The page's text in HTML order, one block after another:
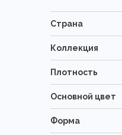
Страна
Коллекция
Плотность
Основной цвет
Форма